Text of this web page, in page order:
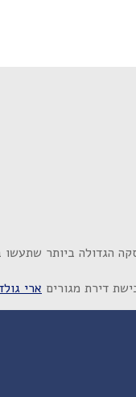
הגדולה ביותר שתעשו
דירת מגורים ארי